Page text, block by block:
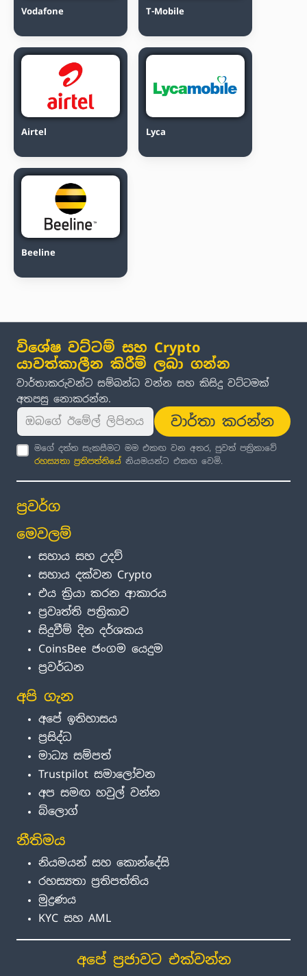
Vodafone T-Mobile
Airtel Lyca
Beeline
විශේෂ වට්ටම් සහ Crypto
යාවත්කාලීන කිරීම් ලබා ගන්න
වාර්තාකරුවන්ට සම්බන්ධ වන්න සහ කිසිදු වට්ටමක්
අතපසු නොකරන්න.
වාර්තා කරන්න
මගේ දත්ත සැකසීමට මම එකඟ වන අතර, පුවත් පත්‍රිකාවේ
රහස්‍යතා ප්‍රතිපත්තිය ේ නියමයන්ට එකඟ වෙමි.
ප්‍රවර්ග
මෙවලම්
සහාය සහ උදව්
සහාය දක්වන Crypto
එය ක්‍රියා කරන ආකාරය
ප්‍රවෘත්ති පත්‍රිකාව
සිදුවීම් දින දර්ශකය
CoinsBee ජංගම යෙදුම
ප්‍රවර්ධන
අපි ගැන
අපේ ඉතිහාසය
ප්‍රසිද්ධ
මාධ්‍ය සම්පත්
Trustpilot සමාලෝචන
අප සමඟ හවුල් වන්න
බ්ලොග්
නීතිමය
නියමයන් සහ කොන්දේසි
රහස්‍යතා ප්‍රතිපත්තිය
මුද්‍රණය
KYC සහ AML
අපේ ප්‍රජාවට එක්වන්න